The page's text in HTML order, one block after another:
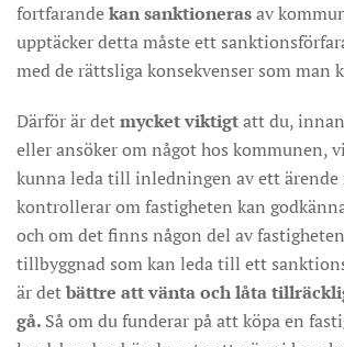
fortfarandekan sanktionerasav
upptäcker detta måste ett
med de rättsliga konsekvenser som man
Därför är detmycketviktigtatt du,
eller ansöker om något hos kommunen,
kunna leda till inledningen av ett
kontrollerar om fastigheten kan
och om det finns någon del av
tillbyggnad som kan leda till ett
är detbättre att vänta och låta
gå. Så om du funderar på att köpa en